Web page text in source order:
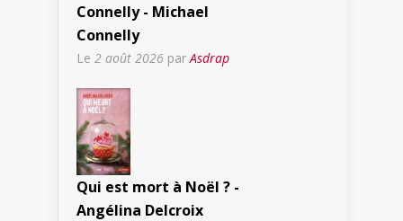
Connelly - Michael
Connelly
Le 2 août 2026 parAsdrap
Qui est mort à Noël ? -
Angélina Delcroix